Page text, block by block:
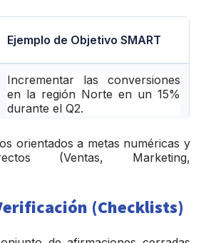
Ejemplo de Objetivo SMART
Incrementar las conversiones
en la región Norte en un 15%
durante el Q2.
Reducir el tiempo medio de
contratación (Time-to-Hire) de
orientados a metas numéricas y
(Ventas, Marketing,
(Checklists)